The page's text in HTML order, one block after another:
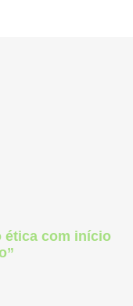
ética com início